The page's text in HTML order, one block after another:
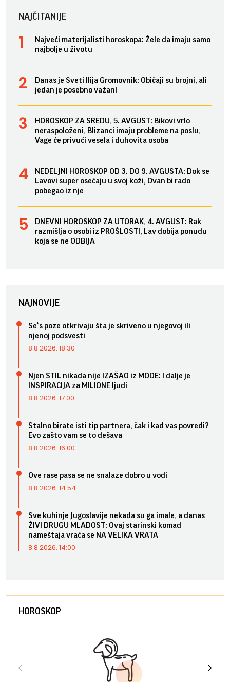
NAJČITANIJE
Najveći materijalisti horoskopa: Žele da imaju samo
najbolje u životu
Danas je Sveti Ilija Gromovnik: Običaji su brojni, ali
jedan je posebno važan!
HOROSKOP ZA SREDU, 5. AVGUST: Bikovi vrlo
neraspoloženi, Blizanci imaju probleme na poslu,
Vage će privući vesela i duhovita osoba
NEDELJNI HOROSKOP OD 3. DO 9. AVGUSTA: Dok se
Lavovi super osećaju u svoj koži, Ovan bi rado
pobegao iz nje
DNEVNI HOROSKOP ZA UTORAK, 4. AVGUST: Rak
razmišlja o osobi iz PROŠLOSTI, Lav dobija ponudu
koja se ne ODBIJA
NAJNOVIJE
Se*s poze otkrivaju šta je skriveno u njegovoj ili
njenoj podsvesti
8.8.2026. 18:30
Njen STIL nikada nije IZAŠAO iz MODE: I dalje je
INSPIRACIJA za MILIONE ljudi
8.8.2026. 17:00
Stalno birate isti tip partnera, čak i kad vas povredi?
Evo zašto vam se to dešava
8.8.2026. 16:00
Ove rase pasa se ne snalaze dobro u vodi
8.8.2026. 14:54
Sve kuhinje Jugoslavije nekada su ga imale, a danas
ŽIVI DRUGU MLADOST: Ovaj starinski komad
nameštaja vraća se NA VELIKA VRATA
8.8.2026. 14:00
HOROSKOP